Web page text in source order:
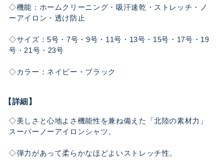
◇機能：ホームクリーニング・吸汗速乾・ストレッチ・ノ
ーアイロン・透け防止
◇サイズ：5号・7号・9号・11号・13号・15号・17号・19
号・21号・23号
◇カラー：ネイビー・ブラック
【詳細】
◇美しさと心地よさ機能性を兼ね備えた「北陸の素材力」
スーパーノーアイロンシャツ。
◇弾力があって柔らかなほどよいストレッチ性。